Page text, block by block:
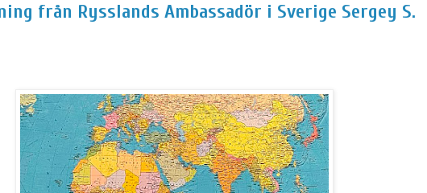
från Rysslands Ambassadör i Sverige Sergey S.